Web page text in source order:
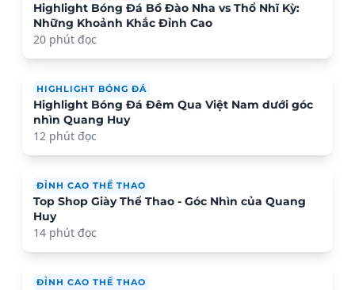
Highlight Bóng Đá Bồ Đào Nha vs Thổ Nhĩ Kỳ:
Những Khoảnh Khắc Đỉnh Cao
20 phút đọc
HIGHLIGHT BÓNG ĐÁ
Highlight Bóng Đá Đêm Qua Việt Nam dưới góc
nhìn Quang Huy
12 phút đọc
ĐỈNH CAO THỂ THAO
Top Shop Giày Thể Thao - Góc Nhìn của Quang
Huy
14 phút đọc
ĐỈNH CAO THỂ THAO